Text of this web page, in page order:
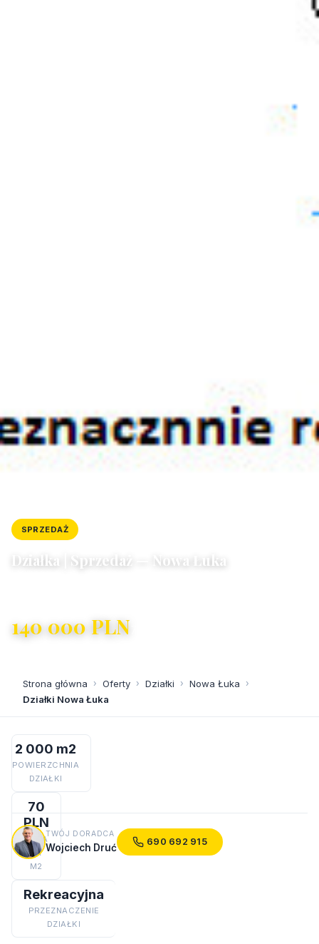
SPRZEDAŻ
Działka | Sprzedaż — Nowa Łuka
140 000 PLN
Strona główna › Oferty › Działki › Nowa Łuka ›
Działki Nowa Łuka
2 000 m2
POWIERZCHNIA
DZIAŁKI
70
PLN
CENA
ZA
M2
Rekreacyjna
PRZEZNACZENIE
DZIAŁKI
TWÓJ DORADCA
Wojciech Druć 690 692 915